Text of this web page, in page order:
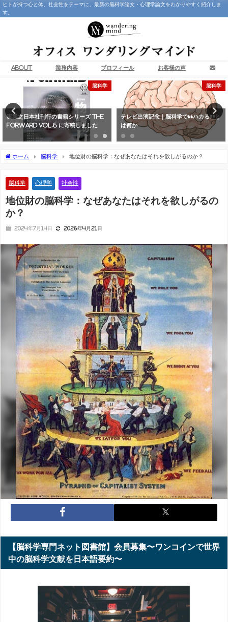
ヒトが持つ心と体、社会性をテーマに、最新の脳科学論文・心理学論文をわかりやすく紹介しま
す。
About 業務内容 プロフィール お客様の声
脳科学
実業之日本社刊行の書籍シリーズ THE
FORWARD Vol.6 に寄稿しました
脳科学
テレビ出演記念｜脳科学で“ハカる”と
は何か
ホーム 脳科学 地位財の脳科学：なぜあなたはそれを欲しがるのか？
脳科学 心理学 社会性
地位財の脳科学：なぜあなたはそれを欲しがるの
か？
2024年7月14日 2026年4月21日
【脳科学専門ネット図書館】会員募集〜ワンコインで世界
中の脳科学文献を日本語要約〜